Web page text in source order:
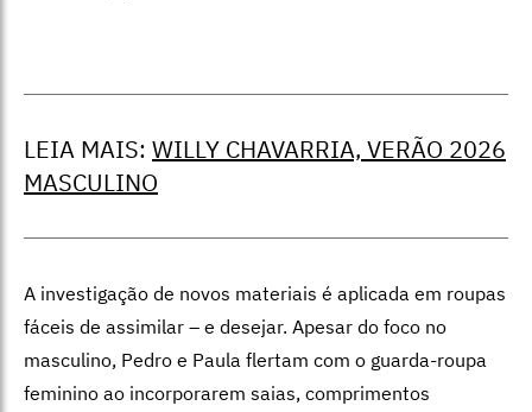
LEIA MAIS: WILLY CHAVARRIA, VERÃO 2026
MASCULINO
A investigação de novos materiais é aplicada em roupas
fáceis de assimilar – e desejar. Apesar do foco no
masculino, Pedro e Paula flertam com o guarda-roupa
feminino ao incorporarem saias, comprimentos